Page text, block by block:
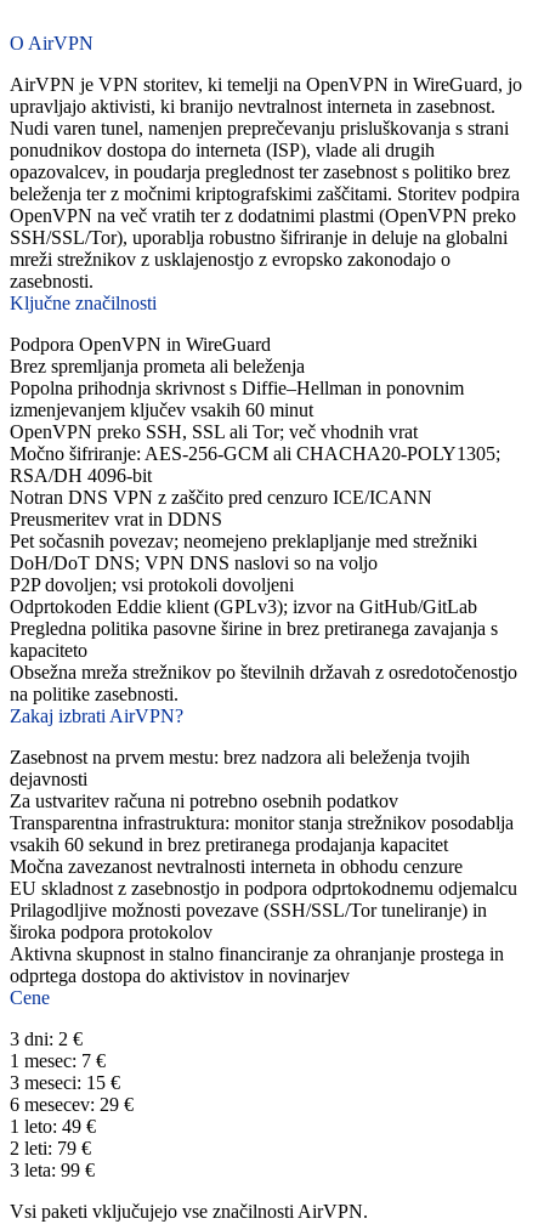
O AirVPN
AirVPN je VPN storitev, ki temelji na OpenVPN in WireGuard, jo
upravljajo aktivisti, ki branijo nevtralnost interneta in zasebnost.
Nudi varen tunel, namenjen preprečevanju prisluškovanja s strani
ponudnikov dostopa do interneta (ISP), vlade ali drugih
opazovalcev, in poudarja preglednost ter zasebnost s politiko brez
beleženja ter z močnimi kriptografskimi zaščitami. Storitev podpira
OpenVPN na več vratih ter z dodatnimi plastmi (OpenVPN preko
SSH/SSL/Tor), uporablja robustno šifriranje in deluje na globalni
mreži strežnikov z usklajenostjo z evropsko zakonodajo o
zasebnosti.
Ključne značilnosti
Podpora OpenVPN in WireGuard
Brez spremljanja prometa ali beleženja
Popolna prihodnja skrivnost s Diffie–Hellman in ponovnim
izmenjevanjem ključev vsakih 60 minut
OpenVPN preko SSH, SSL ali Tor; več vhodnih vrat
Močno šifriranje: AES-256-GCM ali CHACHA20-POLY1305;
RSA/DH 4096-bit
Notran DNS VPN z zaščito pred cenzuro ICE/ICANN
Preusmeritev vrat in DDNS
Pet sočasnih povezav; neomejeno preklapljanje med strežniki
DoH/DoT DNS; VPN DNS naslovi so na voljo
P2P dovoljen; vsi protokoli dovoljeni
Odprtokoden Eddie klient (GPLv3); izvor na GitHub/GitLab
Pregledna politika pasovne širine in brez pretiranega zavajanja s
kapaciteto
Obsežna mreža strežnikov po številnih državah z osredotočenostjo
na politike zasebnosti.
Zakaj izbrati AirVPN?
Zasebnost na prvem mestu: brez nadzora ali beleženja tvojih
dejavnosti
Za ustvaritev računa ni potrebno osebnih podatkov
Transparentna infrastruktura: monitor stanja strežnikov posodablja
vsakih 60 sekund in brez pretiranega prodajanja kapacitet
Močna zavezanost nevtralnosti interneta in obhodu cenzure
EU skladnost z zasebnostjo in podpora odprtokodnemu odjemalcu
Prilagodljive možnosti povezave (SSH/SSL/Tor tuneliranje) in
široka podpora protokolov
Aktivna skupnost in stalno financiranje za ohranjanje prostega in
odprtega dostopa do aktivistov in novinarjev
Cene
3 dni: 2 €
1 mesec: 7 €
3 meseci: 15 €
6 mesecev: 29 €
1 leto: 49 €
2 leti: 79 €
3 leta: 99 €
Vsi paketi vključujejo vse značilnosti AirVPN.